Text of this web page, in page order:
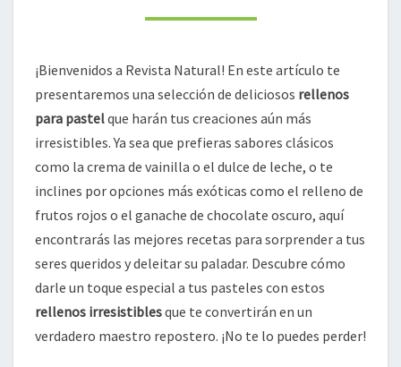
BOCA
¡Bienvenidos a Revista Natural! En este artículo te
presentaremos una selección de deliciosos rellenos
para pastelque harán tus creaciones aún más
irresistibles. Ya sea que prefieras sabores clásicos
como la crema de vainilla o el dulce de leche, o te
inclines por opciones más exóticas como el relleno de
frutos rojos o el ganache de chocolate oscuro, aquí
encontrarás las mejores recetas para sorprender a tus
seres queridos y deleitar su paladar. Descubre cómo
darle un toque especial a tus pasteles con estos
rellenos irresistiblesque te convertirán en un
verdadero maestro repostero. ¡No te lo puedes perder!